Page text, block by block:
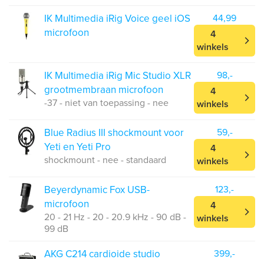
IK Multimedia iRig Voice geel iOS
microfoon
44,99
4
winkels
IK Multimedia iRig Mic Studio XLR
grootmembraan microfoon
-37 - niet van toepassing - nee
98,-
4
winkels
Blue Radius III shockmount voor
Yeti en Yeti Pro
shockmount - nee - standaard
59,-
4
winkels
Beyerdynamic Fox USB-
microfoon
20 - 21 Hz - 20 - 20.9 kHz - 90 dB -
99 dB
123,-
4
winkels
AKG C214 cardioide studio 399,-